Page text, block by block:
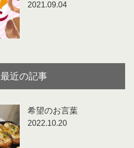
2021.09.04
最近の記事
希望のお言葉
2022.10.20